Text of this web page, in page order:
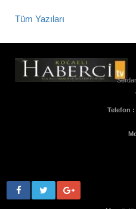
Tüm Yazıları
Telefon :